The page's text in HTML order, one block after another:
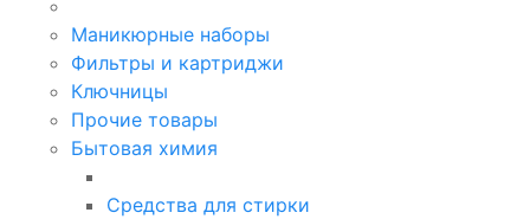
Маникюрные наборы
Фильтры и картриджи
Ключницы
Прочие товары
Бытовая химия
Средства для стирки